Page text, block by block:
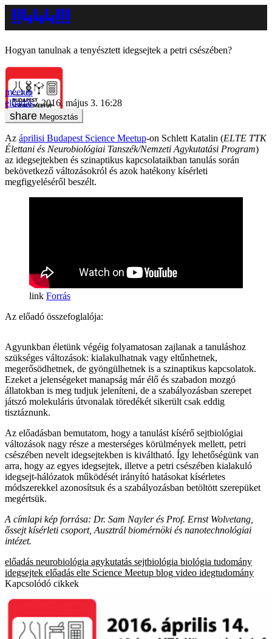
Hogyan tanulnak a tenyésztett idegsejtek a petri csészében?
meetup
előadás
2016. május 3. 16:28
Megosztás
Az áprilisi Budapest Science Meetup-on Schlett Katalin (ELTE TTK
Élettani és Neurobiológiai Tanszék/Nemzeti Agykutatási Program)
az idegsejtekben és szinaptikus kapcsolataikban tanulás során
bekövetkező változásokról és azok hatékony kísérleti
megfigyeléséről beszélt.
Forrás
Az előadó összefoglalója:
Agyunkban életünk végéig folyamatosan zajlanak a tanuláshoz
szükséges változások: kialakulhatnak vagy eltűnhetnek,
megerősödhetnek, de gyöngülhetnek is a szinaptikus kapcsolatok.
Ezeket a jelenségeket manapság már élő és szabadon mozgó
állatokban is meg tudjuk jeleníteni, de a szabályozásban szerepet
játszó molekuláris útvonalak töredékét sikerült csak eddig
tisztáznunk.
Az előadásban bemutatom, hogy a tanulást kísérő sejtbiológiai
változások nagy része a mesterséges körülmények mellett, petri
csészében nevelt idegsejtekben is kiváltható. Így lehetőségünk van
arra, hogy az egyes idegsejtek, illetve a petri csészében kialakuló
idegsejt-hálózatok működését irányító hatásokat kísérletes
módszerekkel azonosítsuk és a szabályozásban betöltött szerepüket
megértsük.
A címlapi kép forrása: Dr. Sam Nayler és Prof. Ernst Wolvetang,
őssejt kísérleti csoport, Ausztrál biomérnöki és nanotechnológiai
intézet.
előadás neurobiológia agykutatás sejtbiológia biológia tudomány
idegsejtek előadás elte Science Meetup blog video idegtudomány
Kapcsolódó cikkek